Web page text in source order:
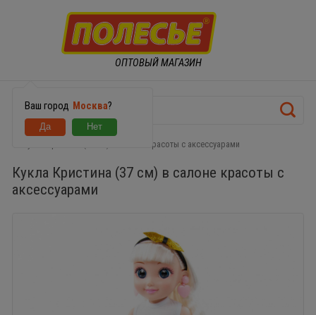
ОПТОВЫЙ МАГАЗИН
Ваш город Москва?
Кукла Кристина (37 см) в салоне красоты с аксессуарами
Кукла Кристина (37 см) в салоне красоты с
аксессуарами